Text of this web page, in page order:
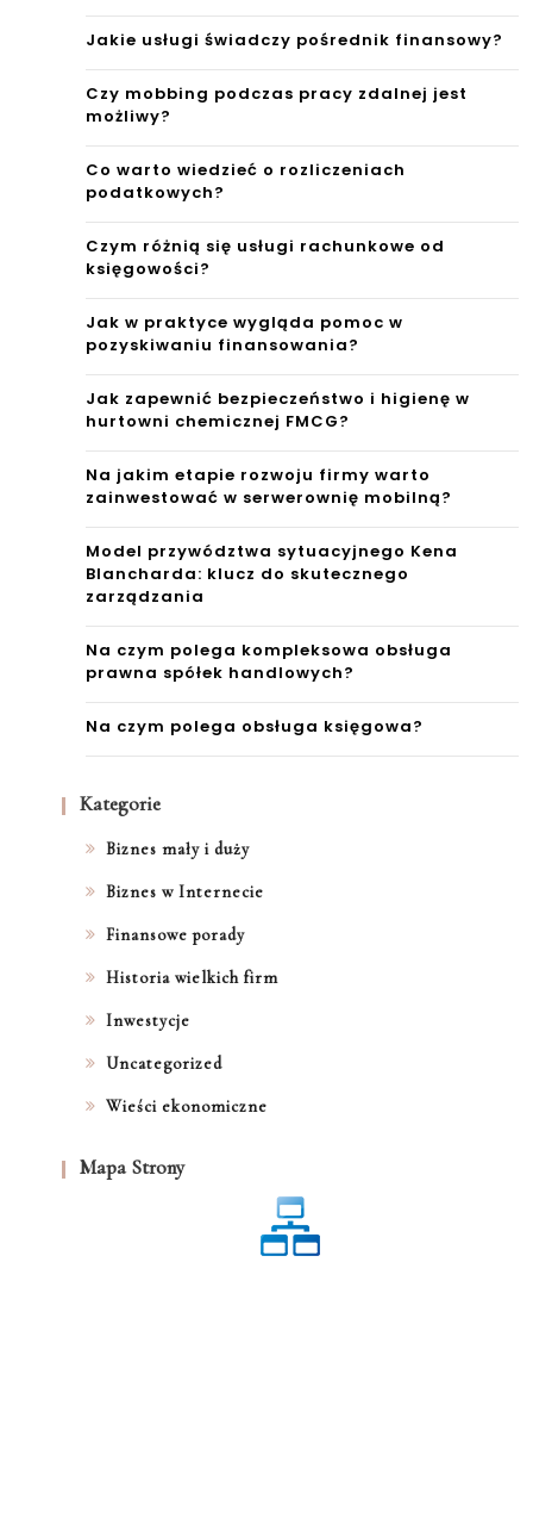
Jakie usługi świadczy pośrednik finansowy?
Czy mobbing podczas pracy zdalnej jest
możliwy?
Co warto wiedzieć o rozliczeniach
podatkowych?
Czym różnią się usługi rachunkowe od
księgowości?
Jak w praktyce wygląda pomoc w
pozyskiwaniu finansowania?
Jak zapewnić bezpieczeństwo i higienę w
hurtowni chemicznej FMCG?
Na jakim etapie rozwoju firmy warto
zainwestować w serwerownię mobilną?
Model przywództwa sytuacyjnego Kena
Blancharda: klucz do skutecznego
zarządzania
Na czym polega kompleksowa obsługa
prawna spółek handlowych?
Na czym polega obsługa księgowa?
Kategorie
Biznes mały i duży
Biznes w Internecie
Finansowe porady
Historia wielkich firm
Inwestycje
Uncategorized
Wieści ekonomiczne
Mapa Strony